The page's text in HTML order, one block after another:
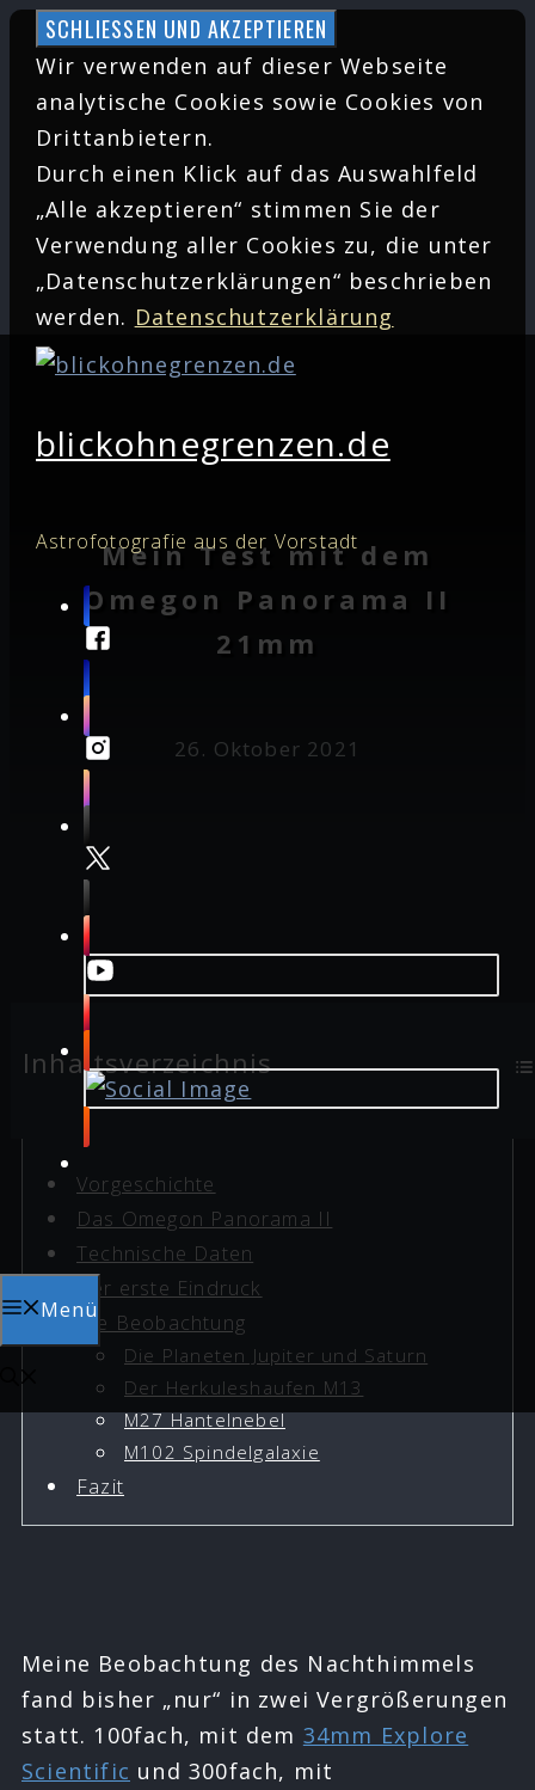
Zum
Inhalt
springen
Wir verwenden auf dieser Webseite
analytische Cookies sowie Cookies von
Drittanbietern.
Durch einen Klick auf das Auswahlfeld
„Alle akzeptieren“ stimmen Sie der
Verwendung aller Cookies zu, die unter
„Datenschutzerklärungen“ beschrieben
werden. Datenschutzerklärung
blickohnegrenzen.de
Astrofotografie aus der Vorstadt
Menü
Mein Test mit dem
Omegon Panorama II
21mm
26. Oktober 2021
Inhaltsverzeichnis
Vorgeschichte
Das Omegon Panorama II
Technische Daten
Der erste Eindruck
Die Beobachtung
Die Planeten Jupiter und Saturn
Der Herkuleshaufen M13
M27 Hantelnebel
M102 Spindelgalaxie
Fazit
Meine Beobachtung des Nachthimmels
fand bisher „nur“ in zwei Vergrößerungen
statt. 100fach, mit dem 34mm Explore
Scientific und 300fach, mit